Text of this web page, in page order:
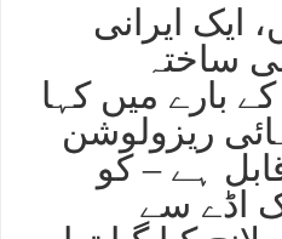
میں، ایک ایرانی
ساختہ
بارے میں کہا
ریزولوشن
ہے – کو
اڈے سے